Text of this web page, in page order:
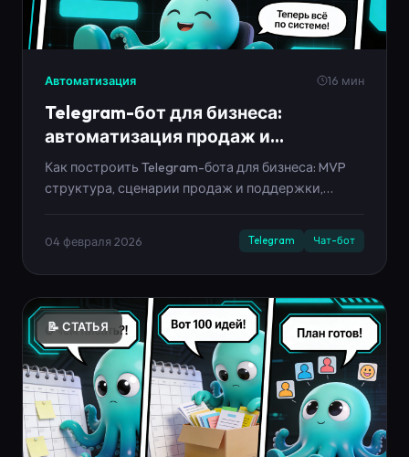
Автоматизация 16 мин
Telegram-бот для бизнеса:
автоматизация продаж и
поддержки в 2026
Как построить Telegram-бота для бизнеса: MVP
структура, сценарии продаж и поддержки,
04 февраля 2026 Telegram Чат-бот
📝 СТАТЬЯ